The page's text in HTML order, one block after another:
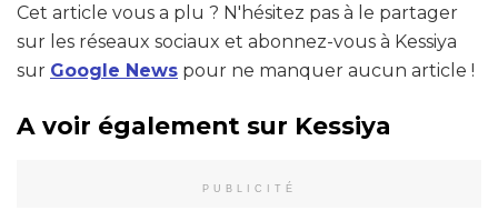
Cet article vous a plu ? N'hésitez pas à le partager
sur les réseaux sociaux et abonnez-vous à Kessiya
sur Google News pour ne manquer aucun article !
A voir également sur Kessiya
PUBLICITÉ